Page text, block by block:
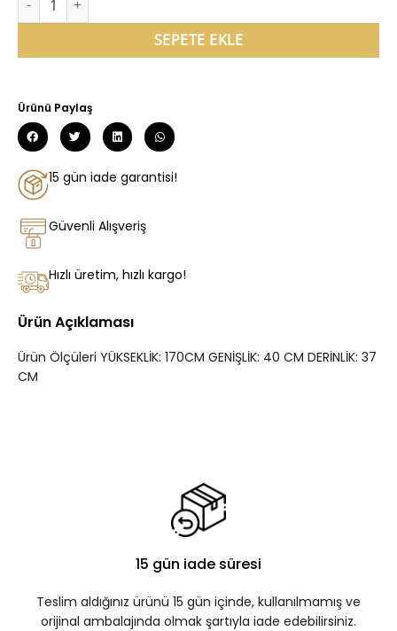
SEPETE EKLE
Ürünü Paylaş
15 gün iade garantisi!
Güvenli Alışveriş
Hızlı üretim, hızlı kargo!
Ürün Açıklaması
Ürün Ölçüleri YÜKSEKLİK: 170CM GENİŞLİK: 40 CM DERİNLİK: 37
CM
15 gün iade süresi
Teslim aldığınız ürünü 15 gün içinde, kullanılmamış ve
orijinal ambalajında olmak şartıyla iade edebilirsiniz.